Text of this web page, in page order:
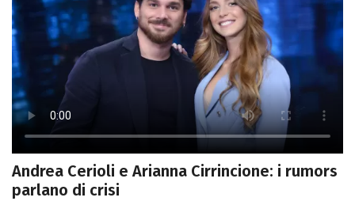
Andrea Cerioli e Arianna Cirrincione: i rumors
parlano di crisi